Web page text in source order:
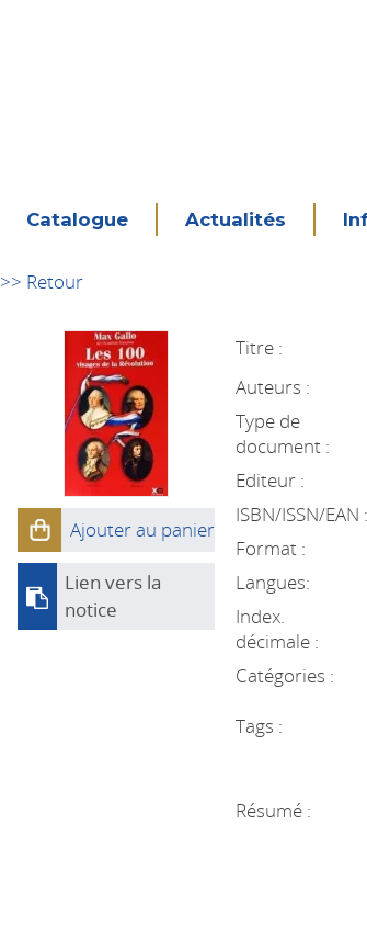
Catalogue Actualités
>> Retour
Ajouter au panier
Lien vers la
notice
Titre :
Auteurs :
Type de
document :
Editeur :
ISBN/ISSN/EAN :
Format :
Langues:
Index.
décimale :
Catégories :
Tags :
Résumé :